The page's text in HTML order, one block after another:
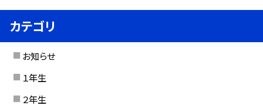
カテゴリ
お知らせ
１年生
２年生